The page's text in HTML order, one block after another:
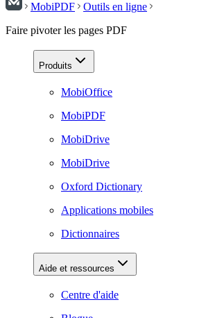
MobiPDF
Outils en ligne
Faire pivoter les pages PDF
Produits
MobiOffice
MobiPDF
MobiDrive
MobiDrive
Oxford Dictionary
Applications mobiles
Dictionnaires
Aide et ressources
Centre d'aide